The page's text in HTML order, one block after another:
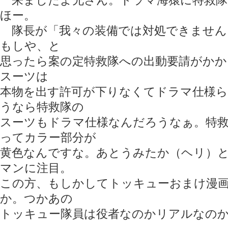
ほー。
隊長が「我々の装備では対処できませ
もしや、と
思ったら案の定特救隊への出動要請がか
スーツは
本物を出す許可が下りなくてドラマ仕様
うなら特救隊の
スーツもドラマ仕様なんだろうなぁ。特
ってカラー部分が
黄色なんですな。あとうみたか（ヘリ）
マンに注目。
この方、もしかしてトッキューおまけ漫
か。つかあの
トッキュー隊員は役者なのかリアルなの